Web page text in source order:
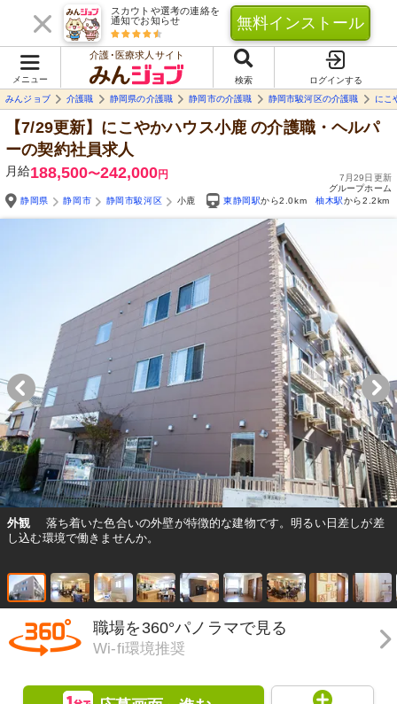
スカウトや選考の連絡を
通知でお知らせ
無料インストール
メニュー
介護･医療求人サイト
検索
ログインする
みんジョブ
介護職 静岡県の介護職 静岡市の介護職 静岡市駿河区の介護職 にこ
【7/29更新】にこやかハウス小鹿 の介護職・ヘルパ
ーの契約社員求人
月給188,500〜242,000円
7月29日更新
グループホーム
静岡県
静岡市 静岡市駿河区 小鹿 東静岡駅から2.0km 柚木駅から2.2km
外観
落ち着いた色合いの外壁が特徴的な建物です。明るい日差しが差
し込む環境で働きませんか。
職場を360°パノラマで見る
Wi-fi環境推奨